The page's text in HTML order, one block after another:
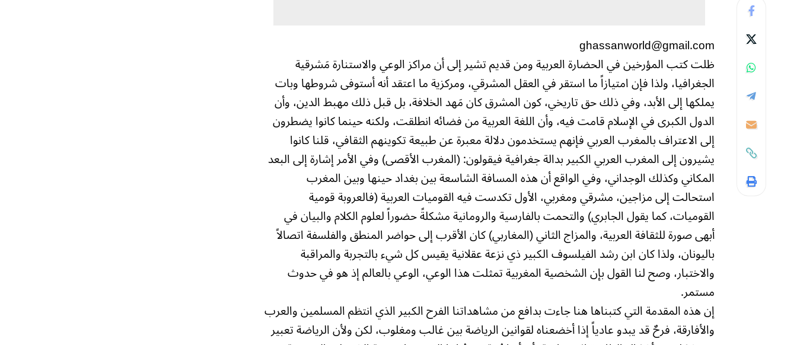
ghassanworld@gmail.com
ظلت كتب المؤرخين في الحضارة العربية ومن قديم تشير إلى أن مراكز الوعي والاستنارة مَشرقية
الجغرافيا، ولذا فإن امتيازاً ما استقر في العقل المشرقي، ومركزية ما اعتقد أنه أستوفى شروطها وبات
يملكها إلى الأبد، وفي ذلك حق تاريخي، كون المشرق كان مَهد الخلافة، بل قبل ذلك مهبط الدين، وأن
الدول الكبرى في الإسلام قامت فيه، وأن اللغة العربية من فضائه انطلقت، ولكنه حينما كانوا يضطرون
إلى الاعتراف بالمغرب العربي فإنهم يستخدمون دلالة معبرة عن طبيعة تكوينهم الثقافي، قلنا كانوا
يشيرون إلى المغرب العربي الكبير بدالة جغرافية فيقولون: (المغرب الأقصى) وفي الأمر إشارة إلى البعد
المكاني وكذلك الوجداني، وفي الواقع أن هذه المسافة الشاسعة بين بغداد حينها وبين المغرب
استحالت إلى مزاجين، مشرقي ومغربي، الأول تكدست فيه القوميات العربية (فالعروبة قومية
القوميات، كما يقول الجابري) والتحمت بالفارسية والرومانية مشكلةً حضوراً لعلوم الكلام والبيان في
أبهى صورة للثقافة العربية، والمزاج الثاني (المغاربي) كان الأقرب إلى حواضر المنطق والفلسفة اتصالاً
باليونان، ولذا كان ابن رشد الفيلسوف الكبير ذي نزعة عقلانية يقيس كل شيء بالتجربة والمراقبة
والاختبار، وصح لنا القول بإن الشخصية المغربية تمثلت هذا الوعي، الوعي بالعالم إذ هو في حدوث
مستمر.
إن هذه المقدمة التي كتبناها هنا جاءت بدافع من مشاهداتنا الفرح الكبير الذي انتظم المسلمين والعرب
والأفارقة، فرحٌ قد يبدو عادياً إذا أخضعناه لقوانين الرياضة بين غالب ومغلوب، لكن ولأن الرياضة تعبير